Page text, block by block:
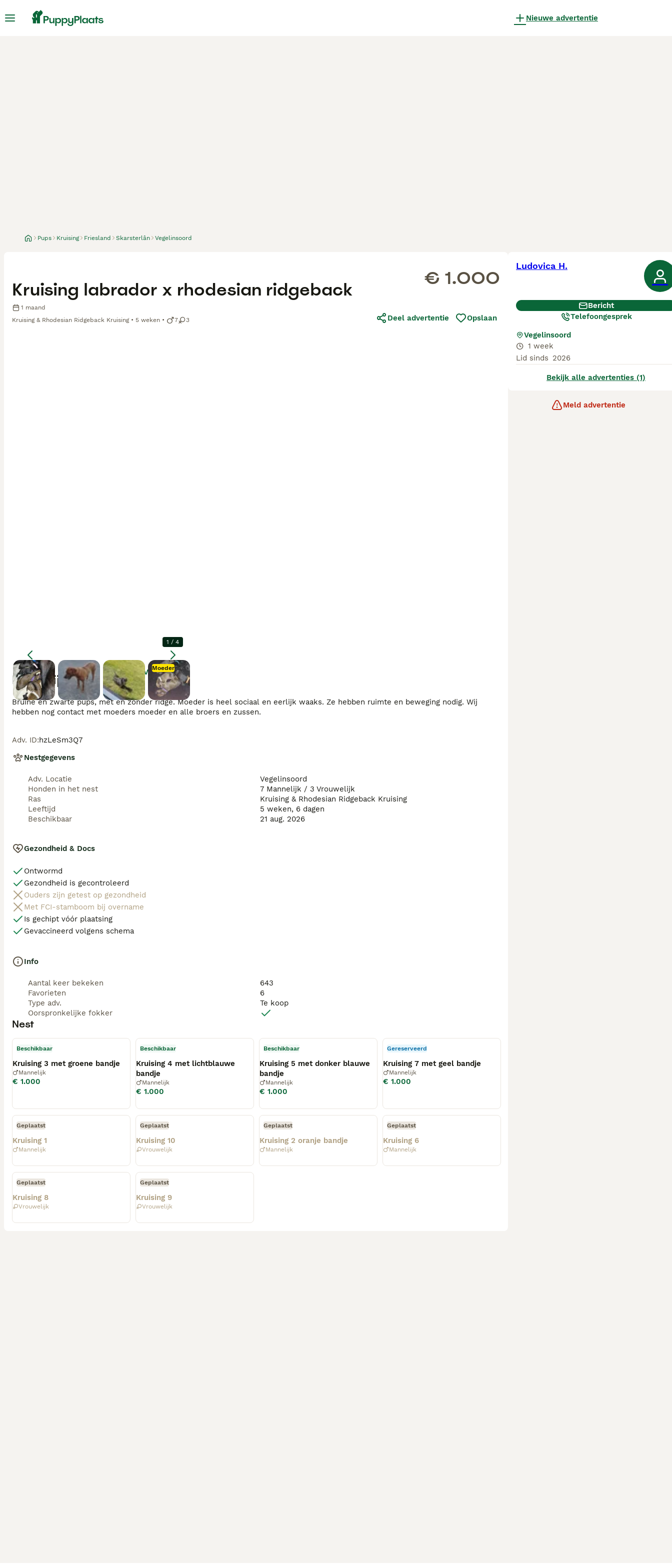
Nieuwe advertentie
Pups Kruising Friesland Skarsterlân Vegelinsoord
Vergroten
1 / 4
Moeder
Kruising labrador x rhodesian ridgeback
1 maand
Kruising & Rhodesian Ridgeback Kruising
5 weken 7 3
€ 1.000
Deel advertentie Opslaan
Beschrijving
Bruine en zwarte pups, met en zonder ridge. Moeder is heel sociaal en eerlijk waaks. Ze hebben ruimte en beweging nodig. Wij
Adv. ID:hzLeSm3Q7
Nestgegevens
Adv. Locatie
Vegelinsoord
Honden in het nest
7 Mannelijk / 3 Vrouwelijk
Ras
Kruising & Rhodesian Ridgeback Kruising
Leeftijd
5 weken, 6 dagen
Beschikbaar
21 aug. 2026
Gezondheid & Docs
Ontwormd
Gezondheid is gecontroleerd
Ouders zijn getest op gezondheid
Met FCI-stamboom bij overname
Is gechipt vóór plaatsing
Gevaccineerd volgens schema
Info
Aantal keer bekeken
643
Favorieten
6
Type adv.
Te koop
Oorspronkelijke fokker
Nest
Beschikbaar
Kruising 3 met groene bandje
Mannelijk
€ 1.000
Beschikbaar
Kruising 4 met lichtblauwe
bandje
Mannelijk
€ 1.000
Beschikbaar
Kruising 5 met donker blauwe
bandje
Mannelijk
€ 1.000
Gereserveerd
Kruising 7 met geel bandje
Mannelijk
€ 1.000
Geplaatst
Kruising 1
Mannelijk
Geplaatst
Kruising 10
Vrouwelijk
Geplaatst
Kruising 2 oranje bandje
Mannelijk
Geplaatst
Kruising 6
Mannelijk
Geplaatst
Kruising 8
Vrouwelijk
Geplaatst
Kruising 9
Vrouwelijk
Ludovica H.
Bericht
Telefoongesprek
Vegelinsoord
1 week
Lid sinds 2026
Bekijk alle advertenties (1)
Meld advertentie